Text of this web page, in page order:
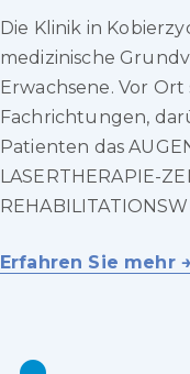
Die Klinik in
medizinische
Erwachsene. Vor
Fachrichtungen,
Patienten das
LASERTHERAPIE-
Erfahren Sie mehr →